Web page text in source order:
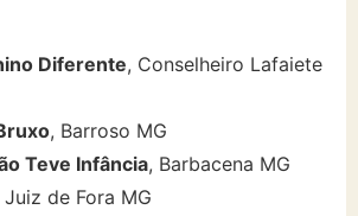
Diferente, Conselheiro Lafaiete
, Barroso MG
Teve Infância, Barbacena MG
Juiz de Fora MG